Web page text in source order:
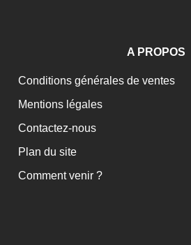
A PROPOS
Conditions générales de ventes
Mentions légales
Contactez-nous
Plan du site
Comment venir ?